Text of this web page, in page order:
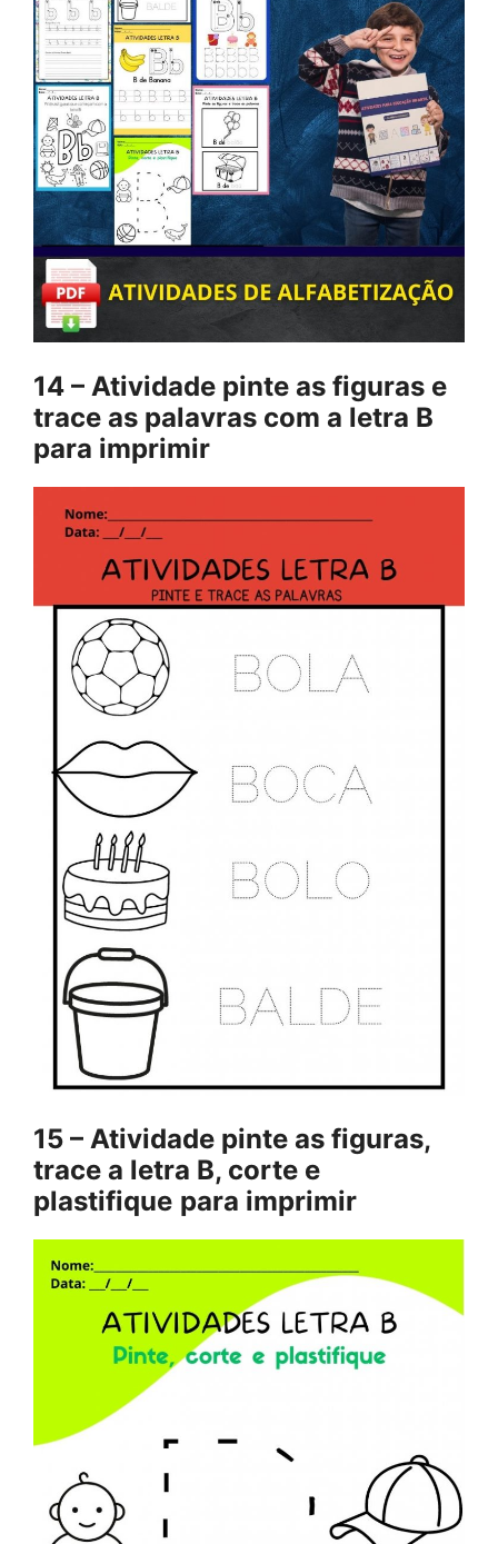
14 – Atividade pinte as figuras e
trace as palavras com a letra B
para imprimir
15 – Atividade pinte as figuras,
trace a letra B, corte e
plastifique para imprimir